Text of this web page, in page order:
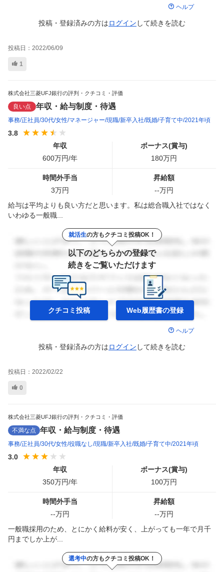
ヘルプ
投稿・登録済みの方はログイン して続きを読む
投稿日： 2022/06/09
1
株式会社三菱UFJ銀行の評判・クチコミ・評価
良い点 年収・給与制度・待遇
事務 正社員 30代 女性 マネージャー 現職 新卒入社 既婚 子育て中 2021年頃
3.8
年収
600万円/年
ボーナス(賞与)
180万円
時間外手当
3万円
昇給額
--万円
給与は平均よりも良い方だと思います。私は総合職入社ではなく
いわゆる一般職...
就活生の方もクチコミ投稿OK！
以下のどちらかの登録で
続きをご覧いただけます
クチコミ投稿 Web履歴書の登録
ヘルプ
投稿・登録済みの方はログイン して続きを読む
投稿日： 2022/02/22
0
株式会社三菱UFJ銀行の評判・クチコミ・評価
不満な点 年収・給与制度・待遇
事務 正社員 30代 女性 役職なし 現職 新卒入社 既婚 子育て中 2021年頃
3.0
年収
350万円/年
ボーナス(賞与)
100万円
時間外手当
--万円
昇給額
--万円
一般職採用のため、とにかく給料が安く、上がっても一年で月千
円までしか上が...
選考中の方もクチコミ投稿OK！